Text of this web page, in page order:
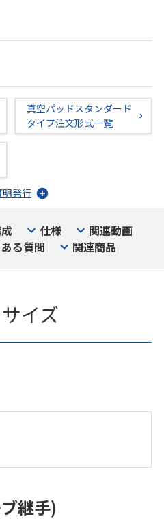
真空パッドスタンダード
タイプ注文形式一覧
発行
仕様
関連動画
る質問 関連商品
イズ
継手)